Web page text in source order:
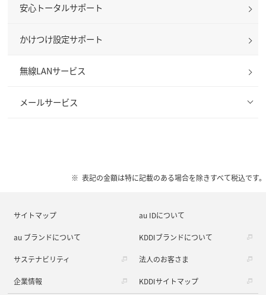
安心トータルサポート
かけつけ設定サポート
無線LANサービス
メールサービス
表記の金額は特に記載のある場合を除きすべて税込です。
サイトマップ au IDについて
au ブランドについて KDDIブランドについて
サステナビリティ 法人のお客さま
企業情報 KDDIサイトマップ